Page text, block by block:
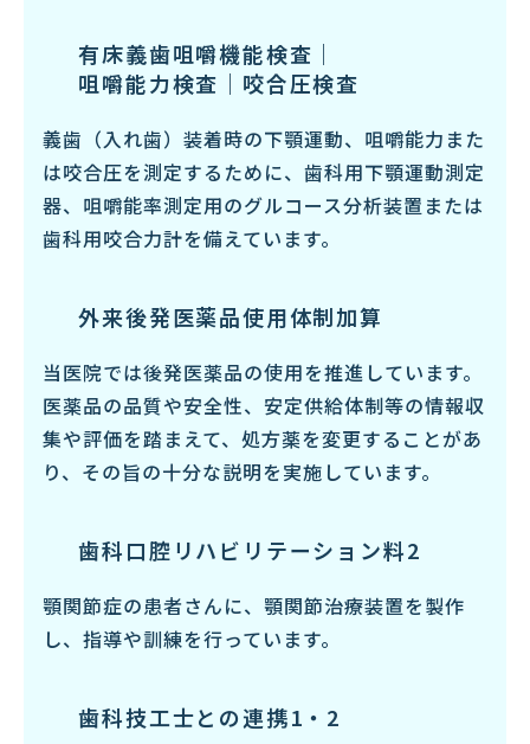
有床義歯咀嚼機能検査｜
咀嚼能力検査｜咬合圧検査
義歯（入れ歯）装着時の下顎運動、咀嚼能力また
は咬合圧を測定するために、歯科用下顎運動測定
器、咀嚼能率測定用のグルコース分析装置または
歯科用咬合力計を備えています。
外来後発医薬品使用体制加算
当医院では後発医薬品の使用を推進しています。
医薬品の品質や安全性、安定供給体制等の情報収
集や評価を踏まえて、処方薬を変更することがあ
り、その旨の十分な説明を実施しています。
歯科口腔リハビリテーション料2
顎関節症の患者さんに、顎関節治療装置を製作
し、指導や訓練を行っています。
歯科技工士との連携1・2